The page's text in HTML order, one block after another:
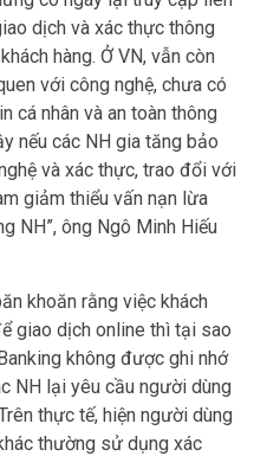
dịch và xác thực thông
hàng. Ở VN, vẫn còn
với công nghệ, chưa có
cá nhân và an toàn thông
nếu các NH gia tăng bảo
và xác thực, trao đổi với
giảm thiểu vấn nạn lừa
NH”, ông Ngô Minh Hiếu
khoăn rằng việc khách
giao dịch online thì tại sao
không được ghi nhớ
NH lại yêu cầu người dùng
thực tế, hiện người dùng
thường sử dụng xác